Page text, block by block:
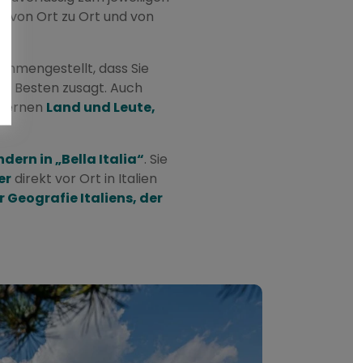
von Ort zu Ort und von
dass Sie
Besten zusagt. Auch
Land und Leute,
in „Bella Italia“. Sie
direkt vor Ort in Italien
Geografie Italiens, der